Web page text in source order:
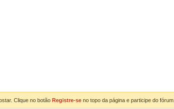
Clique no botão Registre-se no topo da página e participe do fórum.